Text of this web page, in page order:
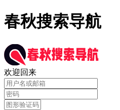
春秋搜索导航
欢迎回来